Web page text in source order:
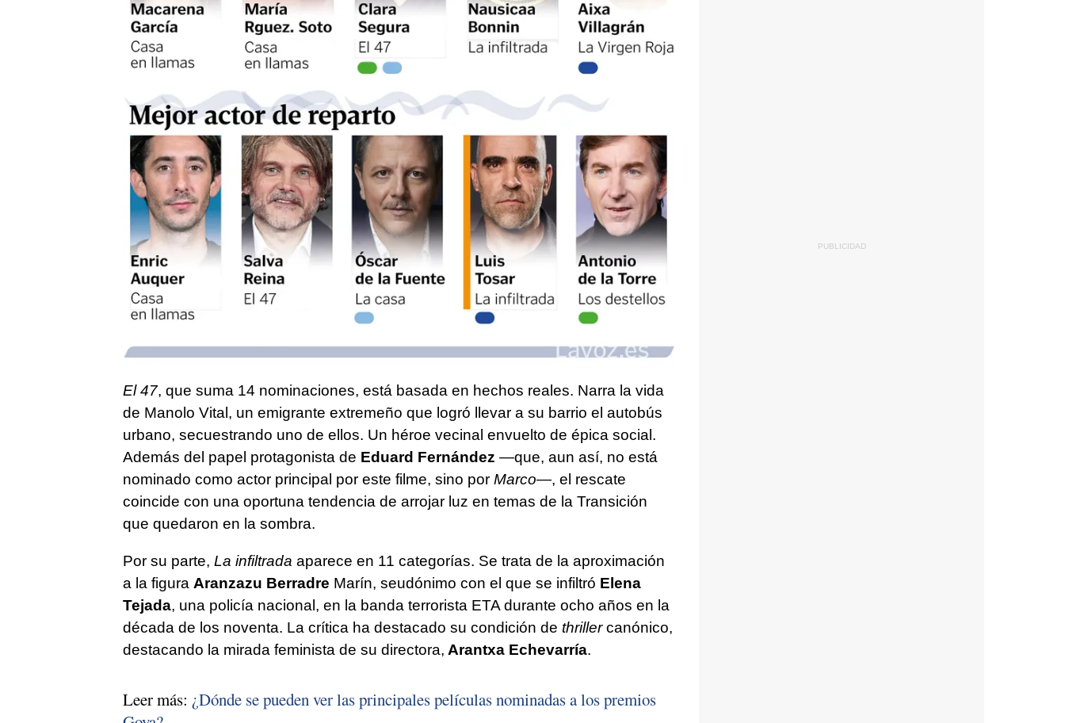
El 47, que suma 14 nominaciones, está basada en hechos reales. Narra la vida
de Manolo Vital, un emigrante extremeño que logró llevar a su barrio el autobús
urbano, secuestrando uno de ellos. Un héroe vecinal envuelto de épica social.
Además del papel protagonista de Eduard Fernández —que, aun así, no está
nominado como actor principal por este filme, sino por Marco—, el rescate
coincide con una oportuna tendencia de arrojar luz en temas de la Transición
que quedaron en la sombra.
Por su parte, La infiltrada aparece en 11 categorías. Se trata de la aproximación
a la figura Aranzazu Berradre Marín, seudónimo con el que se infiltró Elena
Tejada, una policía nacional, en la banda terrorista ETA durante ocho años en la
década de los noventa. La crítica ha destacado su condición de thrillercanónico,
destacando la mirada feminista de su directora, Arantxa Echevarría.
Leer más: ¿Dónde se pueden ver las principales películas nominadas a los premios